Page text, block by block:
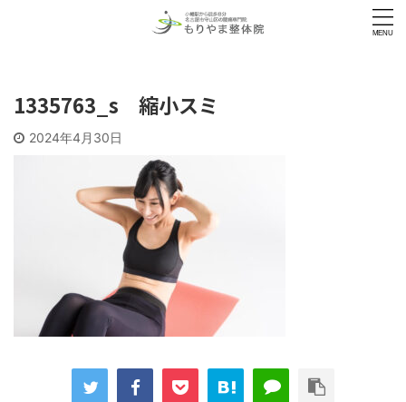
1335763_s 縮小スミ
2024年4月30日